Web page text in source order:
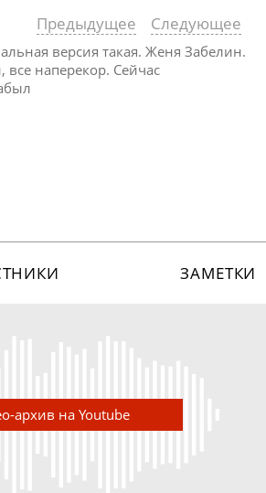
Предыдущее Следующее
версия такая. Женя Забелин.
наперекор. Сейчас
ЗАМЕТКИ
архив на Youtube